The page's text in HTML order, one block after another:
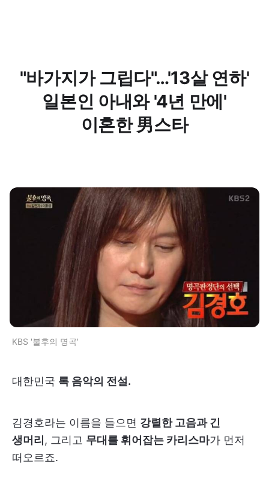
"바가지가 그립다"…'13살 연하'
일본인 아내와 '4년 만에'
이혼한 男스타
KBS '불후의 명곡'
대한민국 록 음악의 전설.
김경호라는 이름을 들으면 강렬한 고음과 긴
생머리, 그리고 무대를 휘어잡는 카리스마가 먼저
떠오르죠.